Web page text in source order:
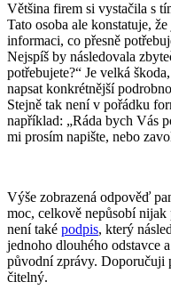
Většina firem si vystačila s
Tato osoba ale konstatuje,
informaci, co přesně
Nejspíš by následovala
potřebujete?“ Je velká
napsat konkrétnější
Stejně tak není v pořádku
například: „Ráda bych Vás
mi prosím napište, nebo
Výše zobrazená odpověď
moc, celkově nepůsobí
není také podpis, který
jednoho dlouhého odstavce
původní zprávy. Doporučuji
čitelný.